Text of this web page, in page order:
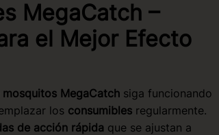
MegaCatch –
el Mejor Efecto
MegaCatch siga funcionando
los consumibles regularmente.
de acción rápida que se ajustan a